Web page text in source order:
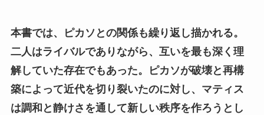
本書では、ピカソとの関係も繰り返し描かれる。
二人はライバルでありながら、互いを最も深く理
解していた存在でもあった。ピカソが破壊と再構
築によって近代を切り裂いたのに対し、マティス
は調和と静けさを通して新しい秩序を作ろうとし